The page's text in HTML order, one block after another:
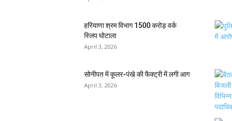
हरियाणा श्रम विभाग 1500 करोड़ वर्क
स्लिप घोटाला
April 3, 2026
सोनीपत में कूलर-पंखे की फैक्ट्री में लगी आग
April 3, 2026